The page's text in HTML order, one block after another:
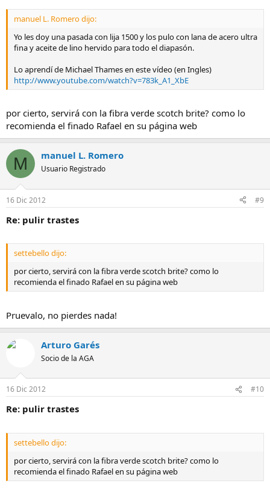
manuel L. Romero dijo:
Yo les doy una pasada con lija 1500 y los pulo con lana de acero ultra
fina y aceite de lino hervido para todo el diapasón.
Lo aprendí de Michael Thames en este vídeo (en Ingles)
http://www.youtube.com/watch?v=783k_A1_XbE
por cierto, servirá con la fibra verde scotch brite? como lo
recomienda el finado Rafael en su página web
M manuel L. Romero
Usuario Registrado
16 Dic 2012 #9
Re: pulir trastes
settebello dijo:
por cierto, servirá con la fibra verde scotch brite? como lo
recomienda el finado Rafael en su página web
Pruevalo, no pierdes nada!
Arturo Garés
Socio de la AGA
16 Dic 2012 #10
Re: pulir trastes
settebello dijo:
por cierto, servirá con la fibra verde scotch brite? como lo
recomienda el finado Rafael en su página web